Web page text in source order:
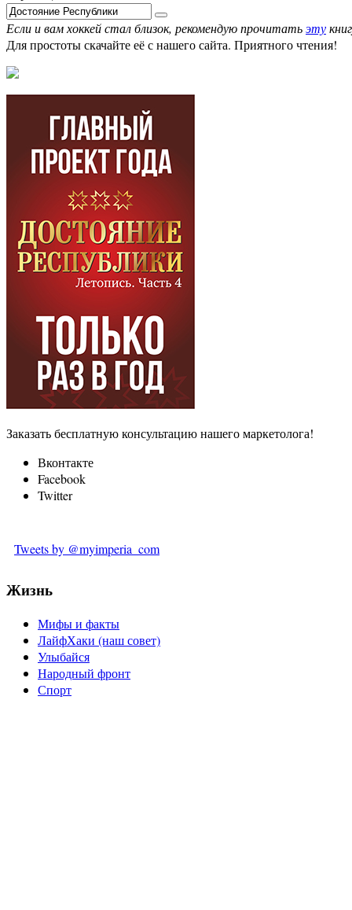
Если и вам хоккей стал близок, рекомендую прочитатьэту
Для простоты скачайте её с нашего сайта. Приятного чтения!
Заказать бесплатную консультацию нашего маркетолога!
Вконтакте
Facebook
Twitter
Tweets by @myimperia_com
Жизнь
Мифы и факты
ЛайфХаки (наш совет)
Улыбайся
Народный фронт
Спорт